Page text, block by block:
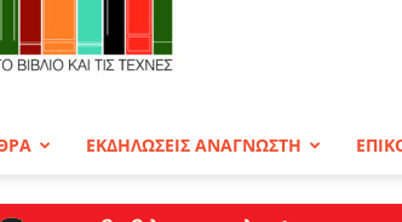
ΕΚΔΗΛΩΣΕΙΣ ΑΝΑΓΝΩΣΤΗ